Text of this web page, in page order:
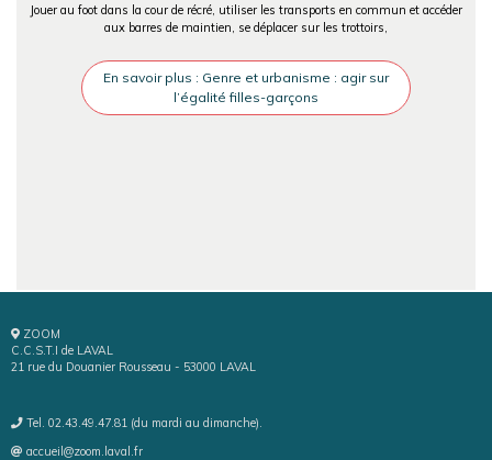
Jouer au foot dans la cour de récré, utiliser les transports en commun et accéder
aux barres de maintien, se déplacer sur les trottoirs,
En savoir plus : Genre et urbanisme : agir sur
l’égalité filles-garçons
ZOOM
C.C.S.T.I de LAVAL
21 rue du Douanier Rousseau - 53000 LAVAL
Tel. 02.43.49.47.81 (du mardi au dimanche).
accueil@zoom.laval.fr